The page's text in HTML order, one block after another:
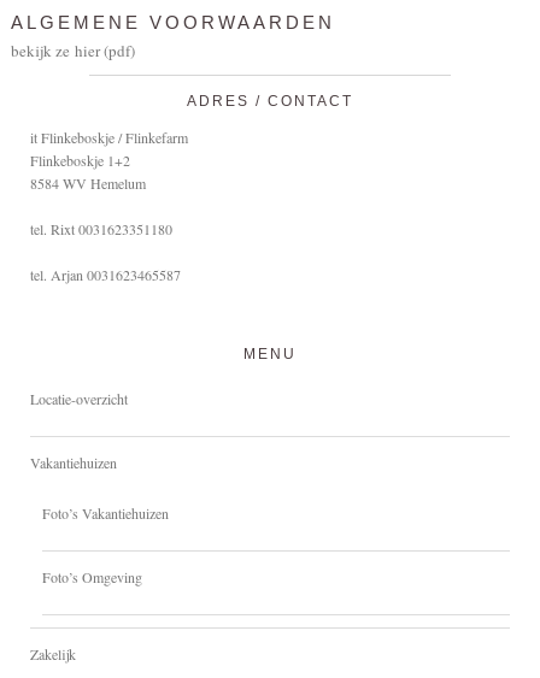
ALGEMENE VOORWAARDEN
bekijk ze hier (pdf)
ADRES / CONTACT
it Flinkeboskje / Flinkefarm
Flinkeboskje 1+2
8584 WV Hemelum
tel. Rixt 0031623351180
tel. Arjan 0031623465587
MENU
Locatie-overzicht
Vakantiehuizen
Foto’s Vakantiehuizen
Foto’s Omgeving
Zakelijk